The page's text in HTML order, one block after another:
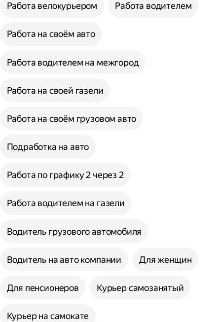
Работа велокурьером Работа водителем
Работа на своём авто
Работа водителем на межгород
Работа на своей газели
Работа на своём грузовом авто
Подработка на авто
Работа по графику 2 через 2
Работа водителем на газели
Водитель грузового автомобиля
Водитель на авто компании Для женщин
Для пенсионеров Курьер самозанятый
Курьер на самокате